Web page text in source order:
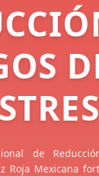
de
Roja Mexicana